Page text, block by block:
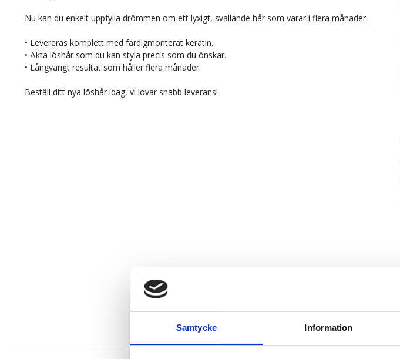
Samtycke Information
Nu kan du enkelt uppfylla drömmen om ett lyxigt, svallande hår som varar i flera månader.
• Levereras komplett med färdigmonterat keratin.
• Äkta löshår som du kan styla precis som du önskar.
• Långvarigt resultat som håller flera månader.
Beställ ditt nya löshår idag, vi lovar snabb leverans!